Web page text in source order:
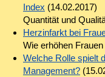
Index (14.02.2017)
Quantität und
Herzinfarkt bei
Wie erhöhen
Welche Rolle spielt
Management?